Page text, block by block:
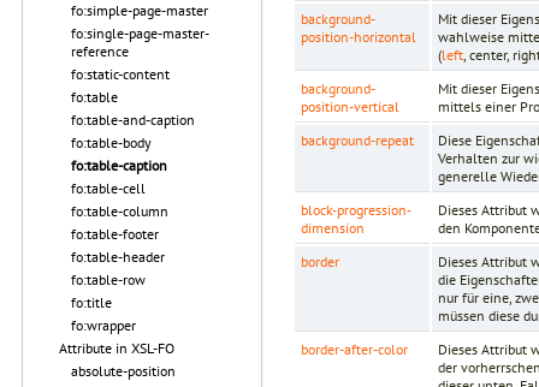
fo:simple-page-master
fo:single-page-master-
reference
fo:static-content
fo:table
fo:table-and-caption
fo:table-body
fo:table-caption
fo:table-cell
fo:table-column
fo:table-footer
fo:table-header
fo:table-row
fo:title
fo:wrapper
Attribute in XSL-FO
absolute-position
background-
position-horizontal
Mit dieser
wahlweise
(left , center,
background-
position-vertical
Mit dieser
mittels einer
background-repeat
Diese
Verhalten zur
generelle
block-progression-
dimension
Dieses Attribut
den
border
Dieses Attribut
die
nur für eine,
müssen diese
border-after-color
Dieses Attribut
der